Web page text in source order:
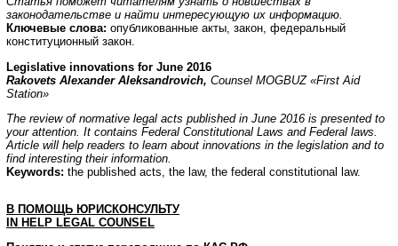
законодательстве и найти интересующую их информацию.
Ключевые слова: опубликованные акты, закон, федеральный
конституционный закон.
Legislative innovations for June 2016
Rakovets Alexander Aleksandrovich, Counsel MOGBUZ «First Aid
Station»
The review of normative legal acts published in June 2016 is presented to
your attention. It contains Federal Constitutional Laws and Federal laws.
Article will help readers to learn about innovations in the legislation and to
find interesting their information.
Keywords: the published acts, the law, the federal constitutional law.
В ПОМОЩЬ ЮРИСКОНСУЛЬТУ
IN HELP LEGAL COUNSEL